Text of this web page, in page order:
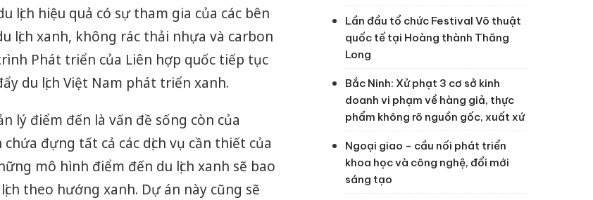
lịch hiệu quả có sự tham gia của các bên
lịch xanh, không rác thải nhựa và carbon
Phát triển của Liên hợp quốc tiếp tục
du lịch Việt Nam phát triển xanh.
lý điểm đến là vấn đề sống còn của
đựng tất cả các dịch vụ cần thiết của
mô hình điểm đến du lịch xanh sẽ bao
theo hướng xanh. Dự án này cũng sẽ
Lần đầu tổ chức Festival Võ thuật
quốc tế tại Hoàng thành Thăng
Long
Bắc Ninh: Xử phạt 3 cơ sở kinh
doanh vi phạm về hàng giả, thực
phẩm không rõ nguồn gốc, xuất xứ
Ngoại giao - cầu nối phát triển
khoa học và công nghệ, đổi mới
sáng tạo